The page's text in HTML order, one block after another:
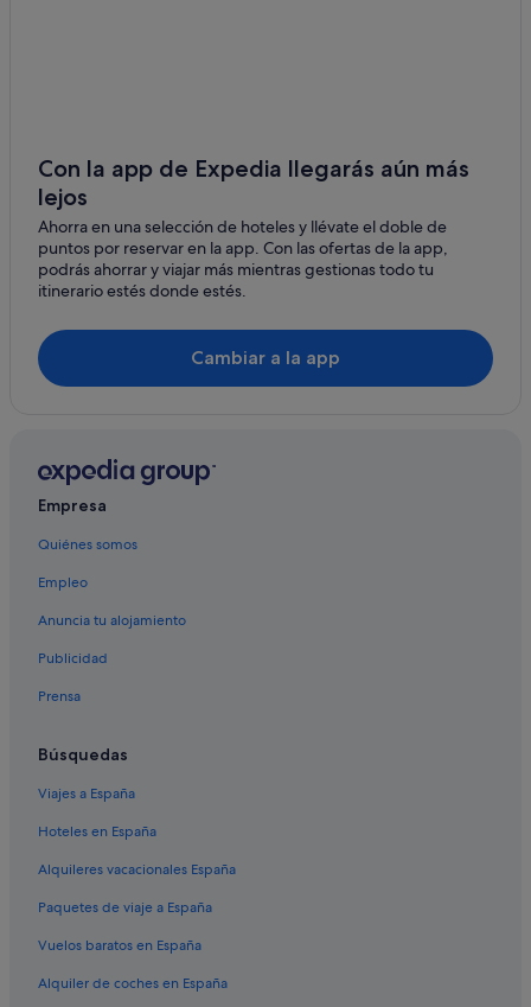
Hoteles para familias en San Candido
Villabassa hoteles
Rasun di Sopra hoteles
Campings de caravanas en San Candido
Hoteles con spa en San Candido
Campings de caravanas en Braies
Hoteles de 4 estrellas en San Candido
Monguelfo hoteles
San Candido hoteles
Dobbiaco hoteles
Hoteles de aventura en San Candido
Hoteles cerca de Estación de tren de Brunico/Bruneck
Con la app de Expedia llegarás aún más
lejos
Ahorra en una selección de hoteles y llévate el doble de
puntos por reservar en la app. Con las ofertas de la app,
podrás ahorrar y viajar más mientras gestionas todo tu
itinerario estés donde estés.
Cambiar a la app
Empresa
Quiénes somos
Empleo
Anuncia tu alojamiento
Publicidad
Prensa
Búsquedas
Viajes a España
Hoteles en España
Alquileres vacacionales España
Paquetes de viaje a España
Vuelos baratos en España
Alquiler de coches en España